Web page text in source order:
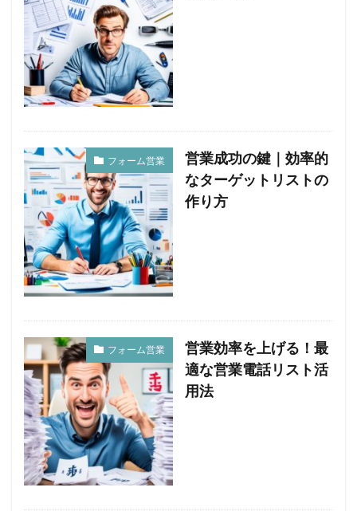
フォーム営業
営業成功の鍵｜効率的
なターゲットリストの
作り方
フォーム営業
営業効率を上げる！最
適な営業電話リスト活
用法